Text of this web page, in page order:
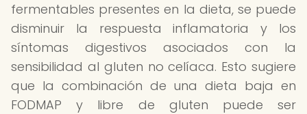
fermentables presentes en la dieta, se puede
disminuir la respuesta inflamatoria y los
síntomas digestivos asociados con la
sensibilidad al gluten no celíaca. Esto sugiere
que la combinación de una dieta baja en
FODMAP y libre de gluten puede ser